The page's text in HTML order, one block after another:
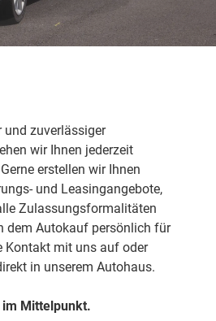
und zuverlässiger
wir Ihnen jederzeit
erstellen wir Ihnen
und Leasingangebote,
Zulassungsformalitäten
dem Autokauf persönlich für
Kontakt mit uns auf oder
in unserem Autohaus.
im Mittelpunkt.